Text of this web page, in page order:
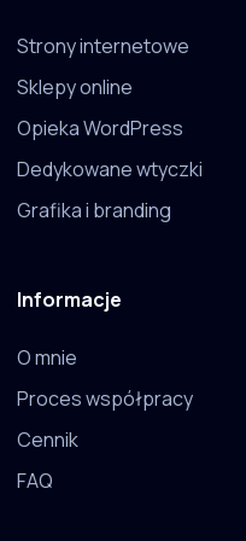
Strony internetowe
Sklepy online
Opieka WordPress
Dedykowane wtyczki
Grafika i branding
Informacje
O mnie
Proces współpracy
Cennik
FAQ